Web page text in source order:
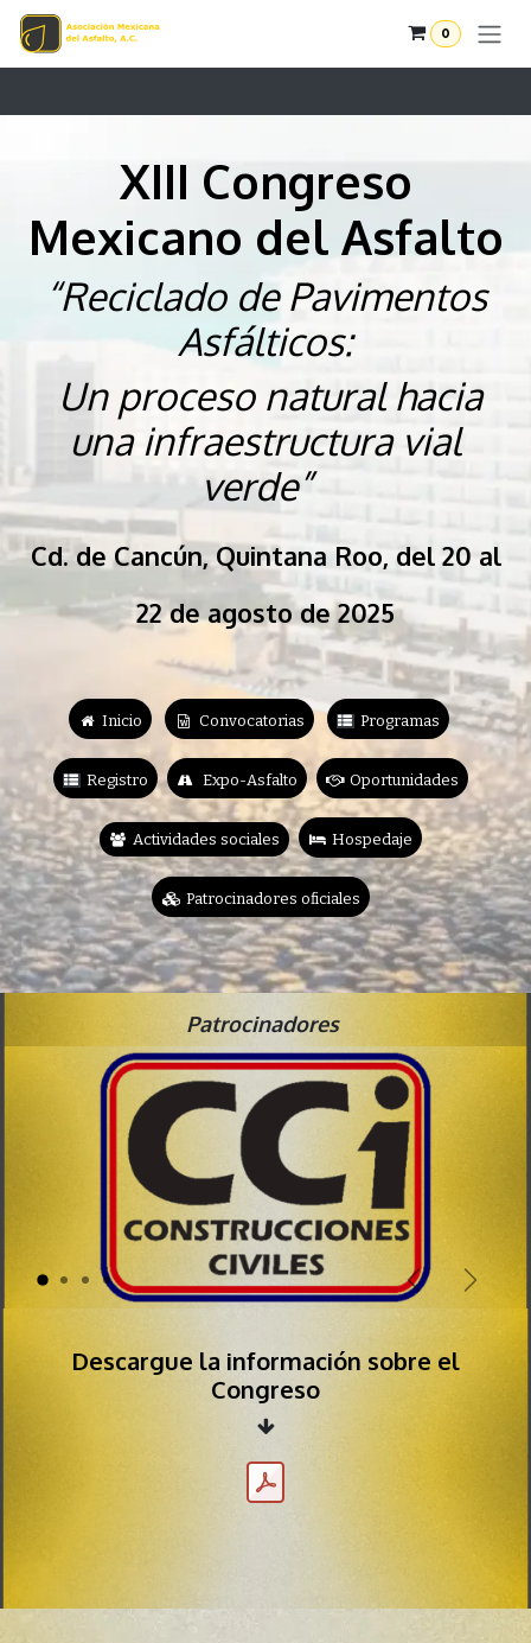
Ir al contenido
0
XIII Congreso
Mexicano del Asfalto
“Reciclado de Pavimentos
Asfálticos:
Un proceso natural hacia
una infraestructura vial
verde”
Cd. de Cancún, Quintana Roo, del 20 al
22 de agosto de 2025
Inicio Convocatorias Programas
Registro Expo-Asfalto Oportunidades
Actividades sociales ​Hospedaje
Patrocinadores oficiales
Patrocinadores
Anterior
Descargue la información sobre el
Congreso